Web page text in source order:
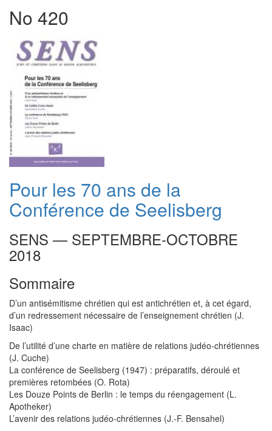
No 420
Pour les 70 ans de la
Conférence de Seelisberg
SENS — SEPTEMBRE-OCTOBRE
2018
Sommaire
D’un antisémitisme chrétien qui est antichrétien et, à cet égard,
d’un redressement nécessaire de l’enseignement chrétien (J.
Isaac)
De l’utilité d’une charte en matière de relations judéo-chrétiennes
(J. Cuche)
La conférence de Seelisberg (1947) : préparatifs, déroulé et
premières retombées (O. Rota)
Les Douze Points de Berlin : le temps du réengagement (L.
Apotheker)
L’avenir des relations judéo-chrétiennes (J.-F. Bensahel)